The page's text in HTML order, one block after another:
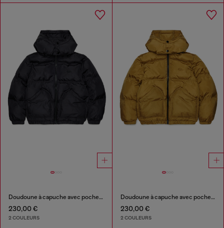
Doudoune à capuche avec poches oversize
230,00 €
2 COULEURS
Doudoune à capuche avec poches oversize
230,00 €
2 COULEURS